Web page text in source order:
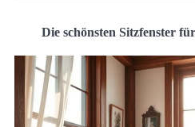
Die schönsten Sitzfenster